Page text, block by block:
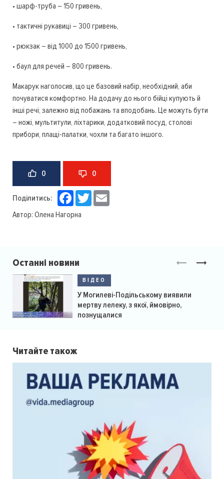
• шарф-труба – 150 гривень,
• тактичні рукавиці – 300 гривень,
• рюкзак – від 1000 до 1500 гривень,
• баул для речей – 800 гривень.
Макарук наголосив, що це базовий набір, необхідний, аби
почуватися комфортно. На додачу до нього бійці купують й
інші речі, залежно від побажань та вподобань. Це можуть бути
– ножі, мультитули, ліхтарики, додатковий посуд, столові
прибори, плащі-палатки, чохли та багато іншого.
0 0
Поділитись: Facebook
Twitter
Автор: Олена Нагорна
Останні новини
ВІДЕО
У Могилеві-Подільському виявили
мертву лелеку, з якої, ймовірно,
познущалися
Читайте також